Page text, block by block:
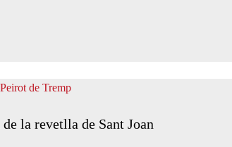
la revetlla de Sant Joan